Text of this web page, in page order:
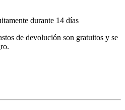
durante 14 días
de devolución son gratuitos y se